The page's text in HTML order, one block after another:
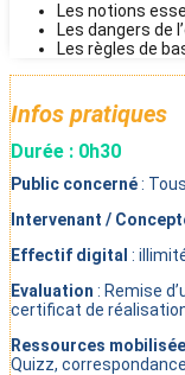
Les notions
Les dangers de
Les règles de
Infos pratiques
Durée : 0h30
Public concerné:
Intervenant /
Effectif digital :
Evaluation : Remise
certificat de
Ressources
Quizz,